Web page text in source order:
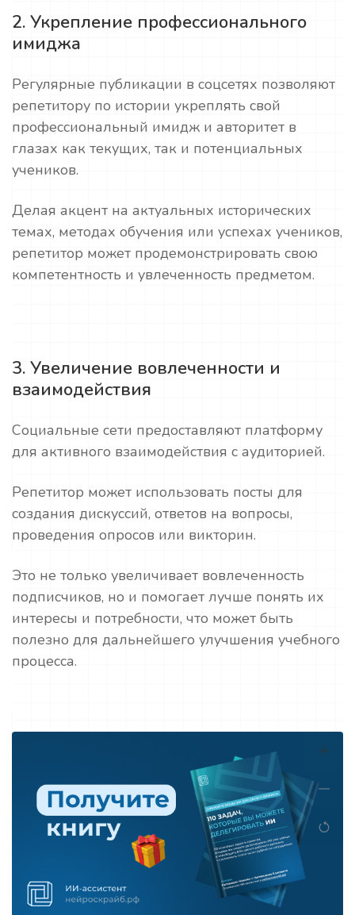
2. Укрепление профессионального
имиджа
Регулярные публикации в соцсетях позволяют
репетитору по истории укреплять свой
профессиональный имидж и авторитет в
глазах как текущих, так и потенциальных
учеников.
Делая акцент на актуальных исторических
темах, методах обучения или успехах учеников,
репетитор может продемонстрировать свою
компетентность и увлеченность предметом.
3. Увеличение вовлеченности и
взаимодействия
Социальные сети предоставляют платформу
для активного взаимодействия с аудиторией.
Репетитор может использовать посты для
создания дискуссий, ответов на вопросы,
проведения опросов или викторин.
Это не только увеличивает вовлеченность
подписчиков, но и помогает лучше понять их
интересы и потребности, что может быть
полезно для дальнейшего улучшения учебного
процесса.